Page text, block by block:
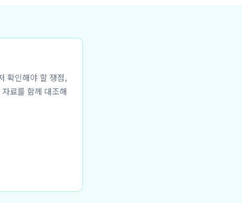
확인해야 할 쟁점,
료를 함께 대조해